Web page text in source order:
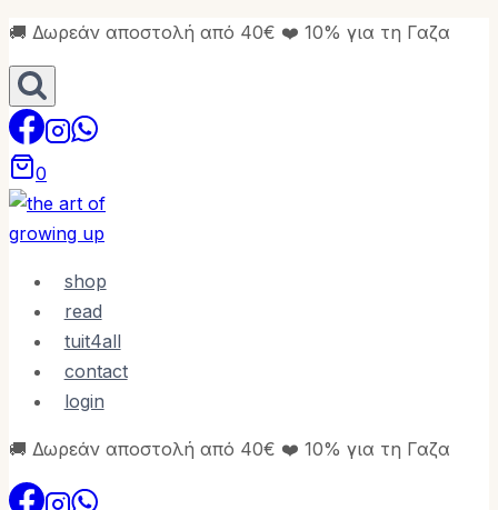
Skip
to
content
🚚 Δωρεάν αποστολή από 40€ ❤️ 10% για τη Γαζα
0
shop
read
tuit4all
contact
login
🚚 Δωρεάν αποστολή από 40€ ❤️ 10% για τη Γαζα